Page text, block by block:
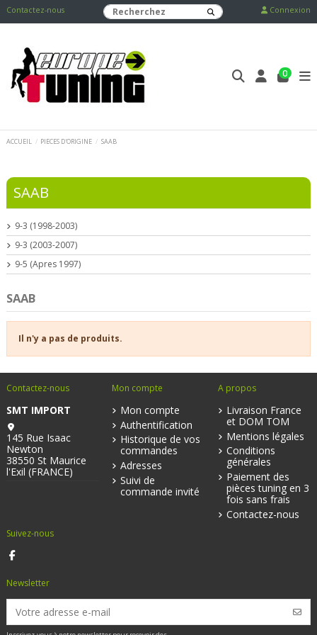
Contactez-nous Connexion
0
ACCUEIL PIECES D'ORIGINE SAAB
SAAB
Il n'y a pas de produits.
SAAB
9-3 (1998-2003)
9-3 (2003-2007)
9-5 (Apres 1997)
Contactez-nous
SMT IMPORT
145 Rue Isaac
Newton
38550 St Maurice
l'Exil (FRANCE)
Mon compte
Mon compte
Authentification
Historique de vos
commandes
Adresses
Suivi de
commande invité
A propos
Livraison France
et DOM TOM
Mentions légales
Conditions
générales
Paiement des
pièces tuning en 3
fois sans frais
Contactez-nous
Suivez-nous
Newsletter